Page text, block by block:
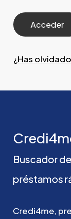
¿Has
Buscadorde
préstamos
Credi4me,